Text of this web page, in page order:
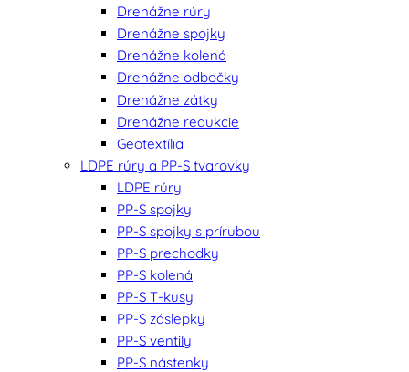
Drenážne rúry
Drenážne spojky
Drenážne kolená
Drenážne odbočky
Drenážne zátky
Drenážne redukcie
Geotextília
LDPE rúry a PP-S tvarovky
LDPE rúry
PP-S spojky
PP-S spojky s prírubou
PP-S prechodky
PP-S kolená
PP-S T-kusy
PP-S záslepky
PP-S ventily
PP-S nástenky